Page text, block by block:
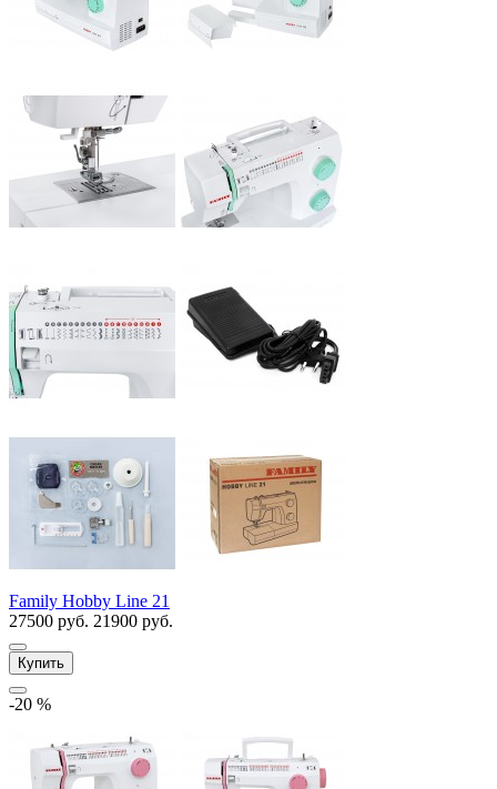
Family Hobby Line 21
27500 руб. 21900 руб.
Купить
-20 %